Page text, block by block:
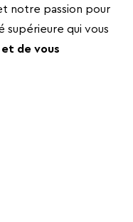
notre passion pour
supérieure qui vous
de vous